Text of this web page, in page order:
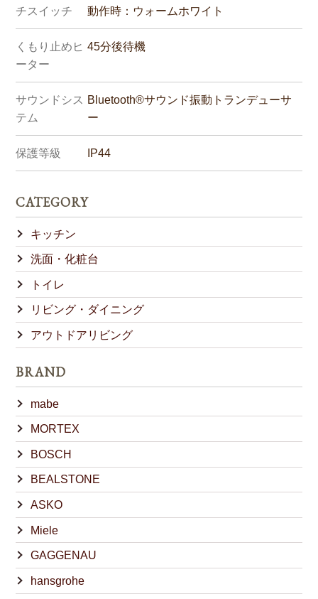
チスイッチ
動作時：ウォームホワイト
くもり止めヒ
ーター
45分後待機
サウンドシス
テム
Bluetooth®サウンド振動トランデューサ
ー
保護等級 IP44
CATEGORY
キッチン
洗面・化粧台
トイレ
リビング・ダイニング
アウトドアリビング
BRAND
mabe
MORTEX
BOSCH
BEALSTONE
ASKO
Miele
GAGGENAU
hansgrohe